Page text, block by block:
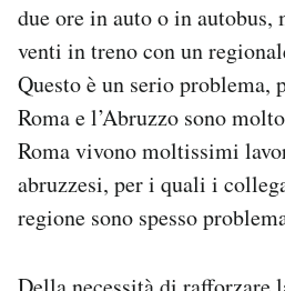
due ore in auto o in autobus,
venti in treno con un
Questo è un serio problema,
Roma e l’Abruzzo sono
Roma vivono moltissimi
abruzzesi, per i quali i
regione sono spesso